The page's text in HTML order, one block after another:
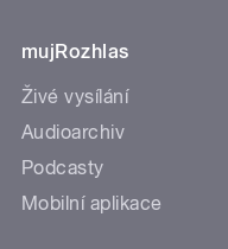
mujRozhlas
Živé vysílání
Audioarchiv
Podcasty
Mobilní aplikace